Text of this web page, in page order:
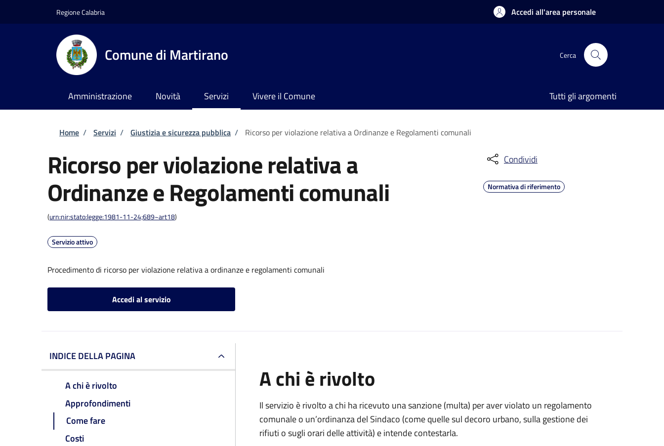
Regione Calabria Accedi all'area personale
Comune di Martirano Cerca
Amministrazione Novità Servizi Vivere il Comune Tutti gli argomenti
Briciole di pane
Home / Servizi / Giustizia e sicurezza pubblica / Ricorso per violazione relativa a Ordinanze e Regolamenti comunali
Ricorso per violazione relativa a
Ordinanze e Regolamenti comunali
(urn:nir:stato:legge:1981-11-24;689~art18)
Servizio attivo
Procedimento di ricorso per violazione relativa a ordinanze e regolamenti comunali
Accedi al servizio
Condividi
Normativa di riferimento
INDICE DELLA PAGINA
A chi è rivolto
Approfondimenti
Come fare
Costi
A chi è rivolto
Il servizio è rivolto a chi ha ricevuto una sanzione (multa) per aver violato un regolamento
comunale o un’ordinanza del Sindaco (come quelle sul decoro urbano, sulla gestione dei
rifiuti o sugli orari delle attività) e intende contestarla.